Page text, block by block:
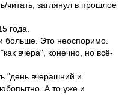
читать, заглянул в прошлое
года.
больше. Это неоспоримо.
вчера", конечно, но всё-
"день вчерашний и
А то уже и